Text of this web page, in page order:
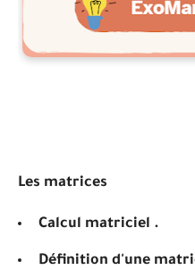
Les matrices
Calcul matriciel .
Définition d'une